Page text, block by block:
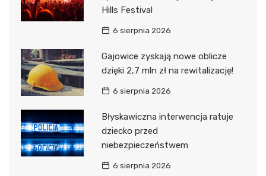
Hills Festival
6 sierpnia 2026
Gajowice zyskają nowe oblicze
dzięki 2,7 mln zł na rewitalizację!
6 sierpnia 2026
Błyskawiczna interwencja ratuje
dziecko przed
niebezpieczeństwem
6 sierpnia 2026